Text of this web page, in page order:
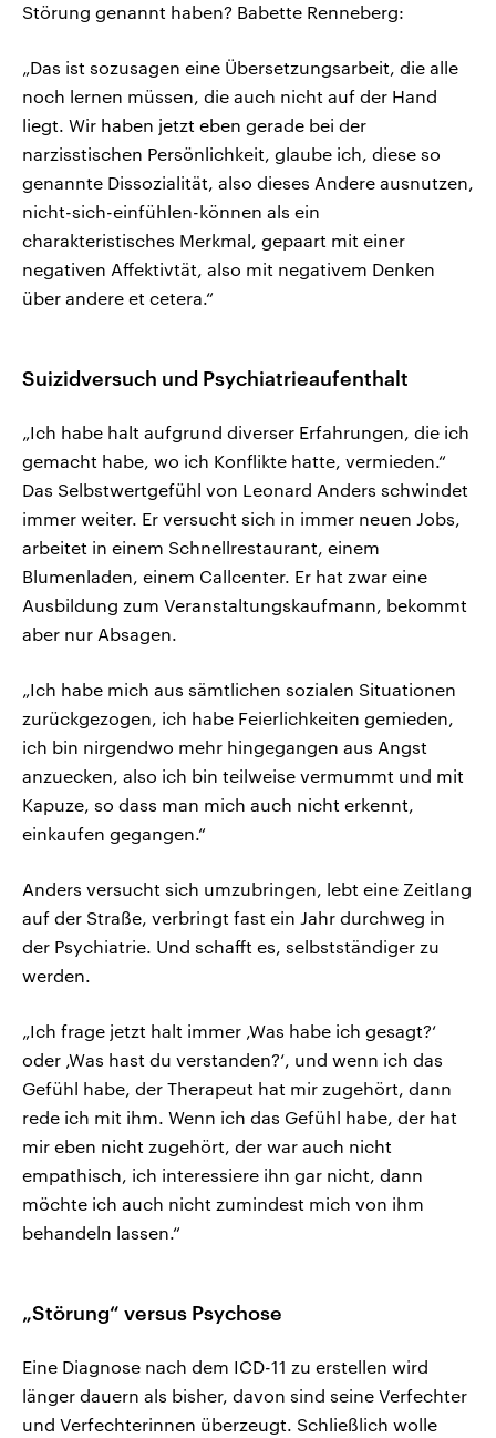
Störung genannt haben? Babette Renneberg:
„Das ist sozusagen eine Übersetzungsarbeit, die alle
noch lernen müssen, die auch nicht auf der Hand
liegt. Wir haben jetzt eben gerade bei der
narzisstischen Persönlichkeit, glaube ich, diese so
genannte Dissozialität, also dieses Andere ausnutzen,
nicht-sich-einfühlen-können als ein
charakteristisches Merkmal, gepaart mit einer
negativen Affektivtät, also mit negativem Denken
über andere et cetera.“
Suizidversuch und Psychiatrieaufenthalt
„Ich habe halt aufgrund diverser Erfahrungen, die ich
gemacht habe, wo ich Konflikte hatte, vermieden.“
Das Selbstwertgefühl von Leonard Anders schwindet
immer weiter. Er versucht sich in immer neuen Jobs,
arbeitet in einem Schnellrestaurant, einem
Blumenladen, einem Callcenter. Er hat zwar eine
Ausbildung zum Veranstaltungskaufmann, bekommt
aber nur Absagen.
„Ich habe mich aus sämtlichen sozialen Situationen
zurückgezogen, ich habe Feierlichkeiten gemieden,
ich bin nirgendwo mehr hingegangen aus Angst
anzuecken, also ich bin teilweise vermummt und mit
Kapuze, so dass man mich auch nicht erkennt,
einkaufen gegangen.“
Anders versucht sich umzubringen, lebt eine Zeitlang
auf der Straße, verbringt fast ein Jahr durchweg in
der Psychiatrie. Und schafft es, selbstständiger zu
werden.
„Ich frage jetzt halt immer ‚Was habe ich gesagt?‘
oder ‚Was hast du verstanden?‘, und wenn ich das
Gefühl habe, der Therapeut hat mir zugehört, dann
rede ich mit ihm. Wenn ich das Gefühl habe, der hat
mir eben nicht zugehört, der war auch nicht
empathisch, ich interessiere ihn gar nicht, dann
möchte ich auch nicht zumindest mich von ihm
behandeln lassen.“
„Störung“ versus Psychose
Eine Diagnose nach dem ICD-11 zu erstellen wird
länger dauern als bisher, davon sind seine Verfechter
und Verfechterinnen überzeugt. Schließlich wolle